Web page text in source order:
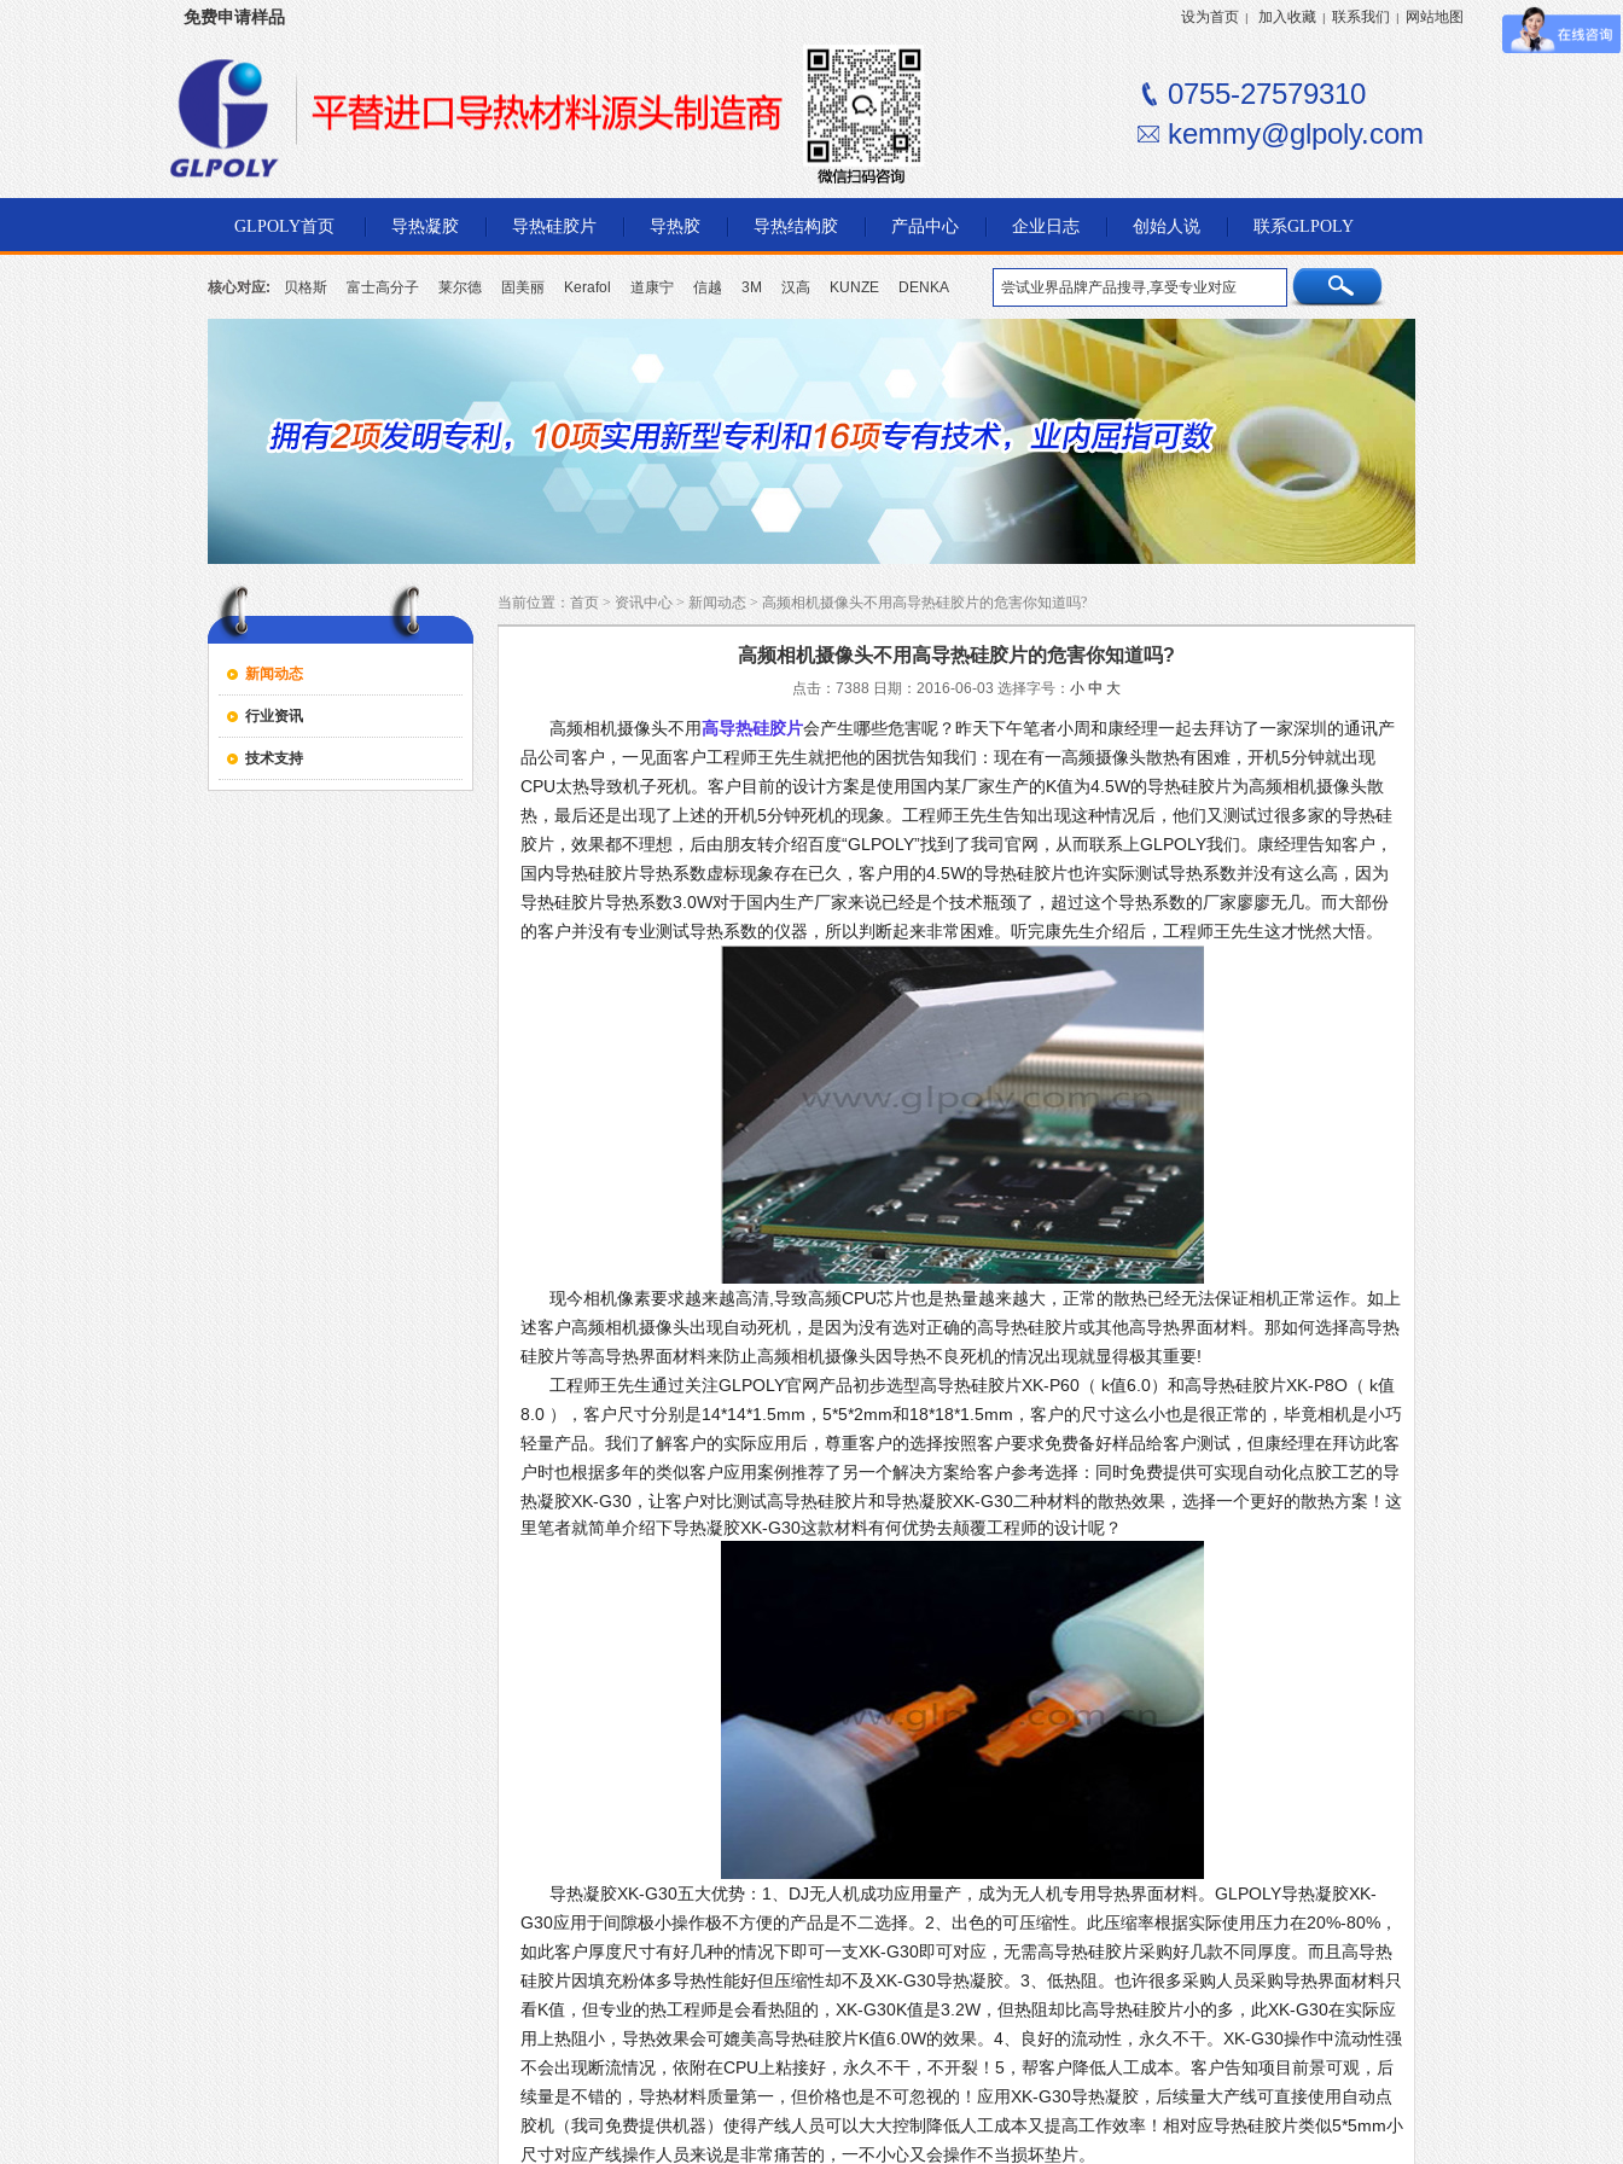
免费申请样品 设为首页 | 加入收藏 | 联系我们 | 网站地图
0755-27579310
kemmy@glpoly.com
GLPOLY首页 导热凝胶 导热硅胶片 导热胶 导热结构胶 产品中心 企业日志 创始人说 联系GLPOLY
核心对应: 贝格斯 富士高分子 莱尔德 固美丽 Kerafol 道康宁 信越 3M 汉高 KUNZE DENKA
新闻动态
行业资讯
技术支持
当前位置： 首页 > 资讯中心 > 新闻动态 > 高频相机摄像头不用高导热硅胶片的危害你知道吗?
高频相机摄像头不用高导热硅胶片的危害你知道吗?
点击：7388 日期：2016-06-03 选择字号： 小 中 大
高频相机摄像头不用高导热硅胶片会产生哪些危害呢？昨天下午笔者小周和康经理一起去拜访了一家深圳的通讯产
品公司客户，一见面客户工程师王先生就把他的困扰告知我们：现在有一高频摄像头散热有困难，开机5分钟就出现
CPU太热导致机子死机。客户目前的设计方案是使用国内某厂家生产的K值为4.5W的导热硅胶片为高频相机摄像头散
热，最后还是出现了上述的开机5分钟死机的现象。工程师王先生告知出现这种情况后，他们又测试过很多家的导热硅
胶片，效果都不理想，后由朋友转介绍百度“GLPOLY”找到了我司官网，从而联系上GLPOLY我们。康经理告知客户，
国内导热硅胶片导热系数虚标现象存在已久，客户用的4.5W的导热硅胶片也许实际测试导热系数并没有这么高，因为
导热硅胶片导热系数3.0W对于国内生产厂家来说已经是个技术瓶颈了，超过这个导热系数的厂家廖廖无几。而大部份
的客户并没有专业测试导热系数的仪器，所以判断起来非常困难。听完康先生介绍后，工程师王先生这才恍然大悟。
现今相机像素要求越来越高清,导致高频CPU芯片也是热量越来越大，正常的散热已经无法保证相机正常运作。如上
述客户高频相机摄像头出现自动死机，是因为没有选对正确的高导热硅胶片或其他高导热界面材料。那如何选择高导热
硅胶片等高导热界面材料来防止高频相机摄像头因导热不良死机的情况出现就显得极其重要!
工程师王先生通过关注GLPOLY官网产品初步选型高导热硅胶片XK-P60（ k值6.0）和高导热硅胶片XK-P8O（ k值
8.0 ），客户尺寸分别是14*14*1.5mm，5*5*2mm和18*18*1.5mm，客户的尺寸这么小也是很正常的，毕竟相机是小巧
轻量产品。我们了解客户的实际应用后，尊重客户的选择按照客户要求免费备好样品给客户测试，但康经理在拜访此客
户时也根据多年的类似客户应用案例推荐了另一个解决方案给客户参考选择：同时免费提供可实现自动化点胶工艺的导
热凝胶XK-G30，让客户对比测试高导热硅胶片和导热凝胶XK-G30二种材料的散热效果，选择一个更好的散热方案！ 这
里笔者就简单介绍下导热凝胶XK-G30这款材料有何优势去颠覆工程师的设计呢？
导热凝胶XK-G30五大优势：1、DJ无人机成功应用量产，成为无人机专用导热界面材料。GLPOLY导热凝胶XK-
G30应用于间隙极小操作极不方便的产品是不二选择。2、出色的可压缩性。此压缩率根据实际使用压力在20%-80%，
如此客户厚度尺寸有好几种的情况下即可一支XK-G30即可对应，无需高导热硅胶片采购好几款不同厚度。而且高导热
硅胶片因填充粉体多导热性能好但压缩性却不及XK-G30导热凝胶。3、低热阻。也许很多采购人员采购导热界面材料只
看K值，但专业的热工程师是会看热阻的，XK-G30K值是3.2W，但热阻却比高导热硅胶片小的多，此XK-G30在实际应
用上热阻小，导热效果会可媲美高导热硅胶片K值6.0W的效果。4、良好的流动性，永久不干。XK-G30操作中流动性强
不会出现断流情况，依附在CPU上粘接好，永久不干，不开裂！5，帮客户降低人工成本。客户告知项目前景可观，后
续量是不错的，导热材料质量第一，但价格也是不可忽视的！应用XK-G30导热凝胶，后续量大产线可直接使用自动点
胶机（我司免费提供机器）使得产线人员可以大大控制降低人工成本又提高工作效率！相对应导热硅胶片类似5*5mm小
尺寸对应产线操作人员来说是非常痛苦的，一不小心又会操作不当损坏垫片。